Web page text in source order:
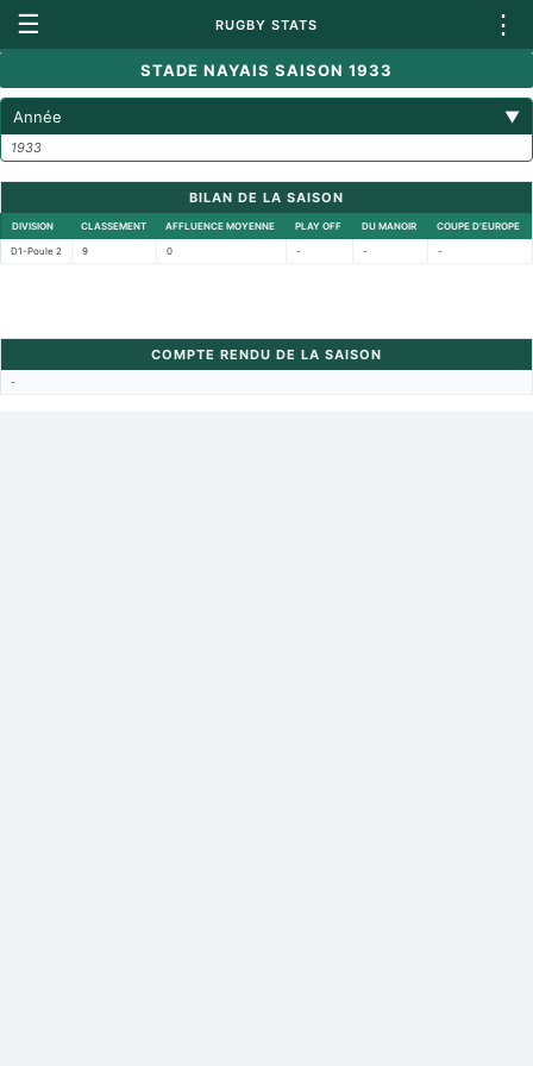
☰ RUGBY STATS ⋮
STADE NAYAIS SAISON 1933
Année ▼
1933
BILAN DE LA SAISON
DIVISION CLASSEMENT AFFLUENCE MOYENNE PLAY OFF DU MANOIR COUPE D'EUROPE
D1-Poule 2 9 0 - - -
COMPTE RENDU DE LA SAISON
-